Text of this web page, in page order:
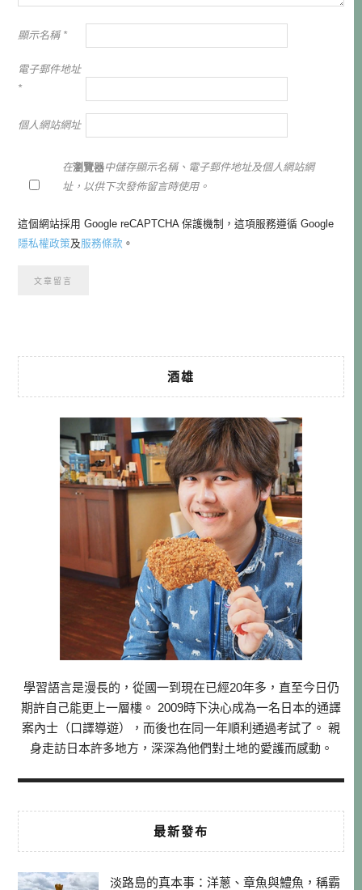
顯示名稱 *
電子郵件地址
*
個人網站網址
在瀏覽器中儲存顯示名稱、電子郵件地址及個人網站網
址，以供下次發佈留言時使用。
這個網站採用 Google reCAPTCHA 保護機制，這項服務遵循 Google
隱私權政策及服務條款 。
酒雄
學習語言是漫長的，從國一到現在已經20年多，直至今日仍
期許自己能更上一層樓。 2009時下決心成為一名日本的通譯
案內士（口譯導遊），而後也在同一年順利通過考試了。 親
身走訪日本許多地方，深深為他們對土地的愛護而感動。
最新發布
淡路島的真本事：洋蔥、章魚與鱧魚，稱霸